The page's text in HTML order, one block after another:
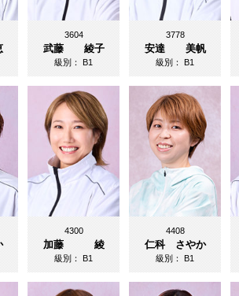
3604
武藤 綾子
級別：B1
3778
安達 美帆
級別：B1
4300
加藤 綾
級別：B1
4408
仁科 さやか
級別：B1